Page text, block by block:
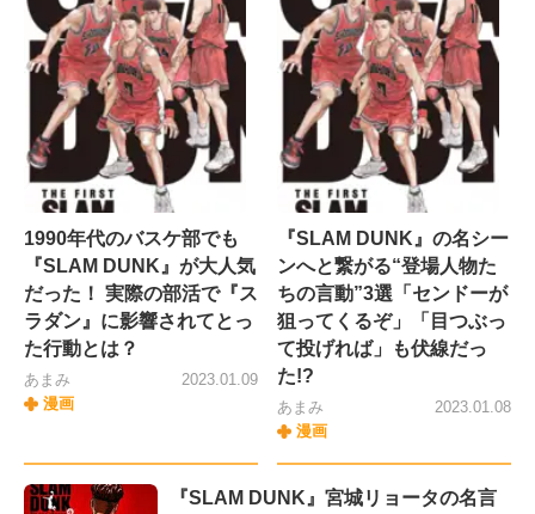
1990年代のバスケ部でも
『SLAM DUNK』が大人気
だった！ 実際の部活で『ス
ラダン』に影響されてとっ
た行動とは？
あまみ
漫画
2023.01.09
『SLAM DUNK』の名シー
ンへと繋がる“登場人物た
ちの言動”3選「センドーが
狙ってくるぞ」「目つぶっ
て投げれば」も伏線だっ
た!?
あまみ
漫画
2023.01.08
『SLAM DUNK』宮城リョータの名言